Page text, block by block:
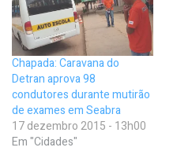
Chapada: Caravana do
Detran aprova 98
condutores durante mutirão
de exames em Seabra
17 dezembro 2015 - 13h00
Em "Cidades"